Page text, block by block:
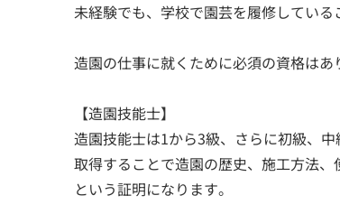
未経験でも、学校で園芸を履修している
造園の仕事に就くために必須の資格はあ
【造園技能士】
造園技能士は1から3級、さらに初級、
取得することで造園の歴史、施工方法
という証明になります。